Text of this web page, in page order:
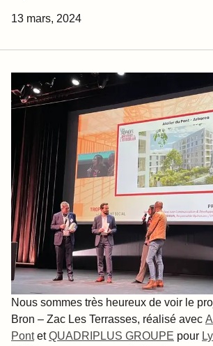
13 mars, 2024
Nous sommes très heureux de voir le
Bron – Zac Les Terrasses, réalisé avec
PontetQUADRIPLUS GROUPE pour